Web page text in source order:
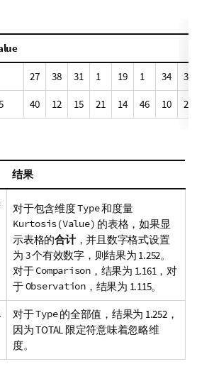
27 38 31 1 19 1 34 3
40 12 15 21 14 46 10 28
结果
对于包含维度Type和度量
Kurtosis(Value) 的表格，如果显
示表格的合计，并且数字格式设置
为 3 个有效数字，则结果为 1.252。
对于Comparison，结果为 1.161，对
于Observation，结果为 1.115。
对于Type的全部值，结果为 1.252，
因为TOTAL 限定符意味着忽略维
度。